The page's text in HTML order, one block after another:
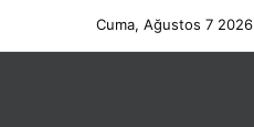
Cuma, Ağustos 7 2026